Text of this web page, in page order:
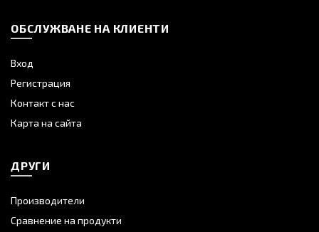
ОБСЛУЖВАНЕ НА КЛИЕНТИ
Вход
Регистрация
Контакт с нас
Карта на сайта
ДРУГИ
Производители
Сравнение на продукти